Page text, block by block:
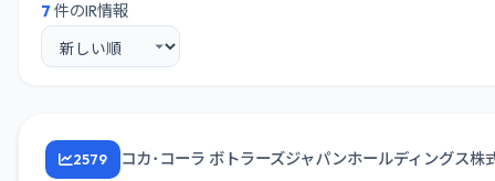
7 件のIR情報
2579 コカ･コーラ ボトラーズジャパンホールディングス株